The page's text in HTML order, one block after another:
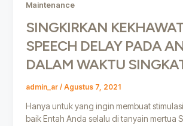
Maintenance
SINGKIRKAN
SPEECH DELAY PADA
DALAM WAKTU
admin_ar / Agustus 7, 2021
Hanya untuk yang ingin membuat
baik Entah Anda selalu di tanyain mertua